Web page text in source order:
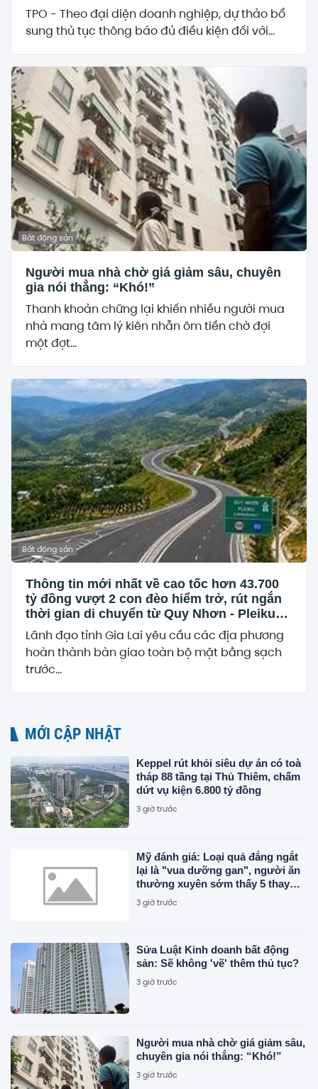
TPO - Theo đại diện doanh nghiệp, dự thảo bổ
sung thủ tục thông báo đủ điều kiện đối với...
Bất động sản
Người mua nhà chờ giá giảm sâu, chuyên
gia nói thẳng: “Khó!”
Thanh khoản chững lại khiến nhiều người mua
nhà mang tâm lý kiên nhẫn ôm tiền chờ đợi
một đợt...
Bất động sản
Thông tin mới nhất về cao tốc hơn 43.700
tỷ đồng vượt 2 con đèo hiểm trở, rút ngắn
thời gian di chuyển từ Quy Nhơn - Pleiku
còn 1,5 giờ
Lãnh đạo tỉnh Gia Lai yêu cầu các địa phương
hoàn thành bàn giao toàn bộ mặt bằng sạch
trước...
MỚI CẬP NHẬT
Keppel rút khỏi siêu dự án có toà
tháp 88 tầng tại Thủ Thiêm, chấm
dứt vụ kiện 6.800 tỷ đồng
3 giờ trước
Mỹ đánh giá: Loại quả đắng ngắt
lại là "vua dưỡng gan", người ăn
thường xuyên sớm thấy 5 thay
đổi tích cực
3 giờ trước
Sửa Luật Kinh doanh bất động
sản: Sẽ không 'vẽ' thêm thủ tục?
3 giờ trước
Người mua nhà chờ giá giảm sâu,
chuyên gia nói thẳng: “Khó!”
3 giờ trước